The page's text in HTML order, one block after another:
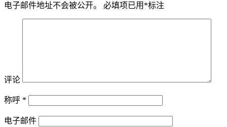
电子邮件地址不会被公开。 必填项已用 *标注
评论
称呼 *
电子邮件